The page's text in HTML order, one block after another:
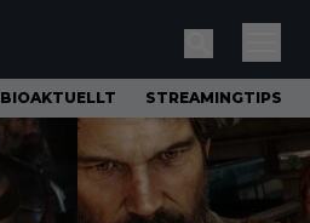
BIOAKTUELLT STREAMINGTIPS